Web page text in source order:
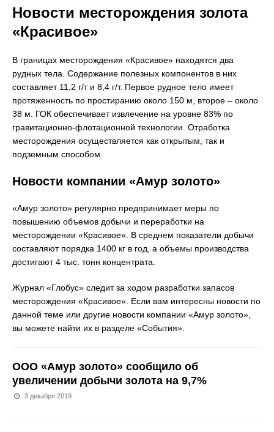
Новости месторождения золота
«Красивое»
В границах месторождения «Красивое» находятся два
рудных тела. Содержание полезных компонентов в них
составляет 11,2 г/т и 8,4 г/т. Первое рудное тело имеет
протяженность по простиранию около 150 м, второе – около
38 м. ГОК обеспечивает извлечение на уровне 83% по
гравитационно-флотационной технологии. Отработка
месторождения осуществляется как открытым, так и
подземным способом.
Новости компании «Амур золото»
«Амур золото» регулярно предпринимает меры по
повышению объемов добычи и переработки на
месторождении «Красивое». В среднем показатели добычи
составляют порядка 1400 кг в год, а объемы производства
достигают 4 тыс. тонн концентрата.
Журнал «Глобус» следит за ходом разработки запасов
месторождения «Красивое». Если вам интересны новости по
данной теме или другие новости компании «Амур золото»,
вы можете найти их в разделе «События».
ООО «Амур золото» сообщило об
увеличении добычи золота на 9,7%
3 декабря 2019